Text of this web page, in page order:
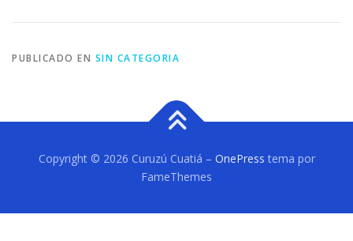
PUBLICADO EN SIN CATEGORIA
Copyright © 2026 Curuzú Cuatiá – OnePress tema por
FameThemes